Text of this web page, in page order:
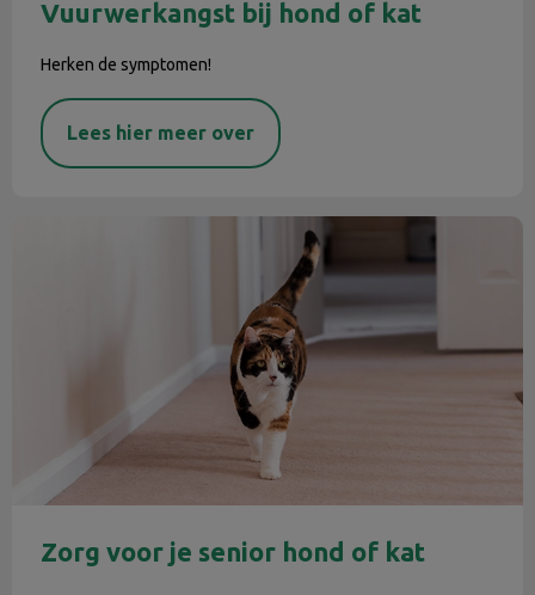
Vuurwerkangst bij hond of kat
Herken de symptomen!
Lees hier meer over
Zorg voor je senior hond of kat